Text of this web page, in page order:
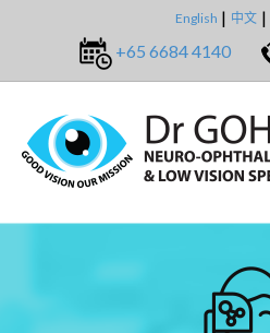
English 中文
+65 6684 4140